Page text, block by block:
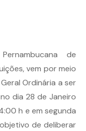
de
vem por meio
Ordinária a ser
dia 28 de Janeiro
h e em segunda
de deliberar